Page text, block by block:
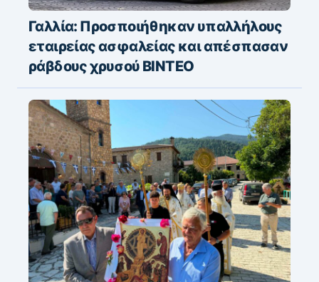
Γαλλία: Προσποιήθηκαν υπαλλήλους
εταιρείας ασφαλείας και απέσπασαν
ράβδους χρυσού ΒΙΝΤΕΟ